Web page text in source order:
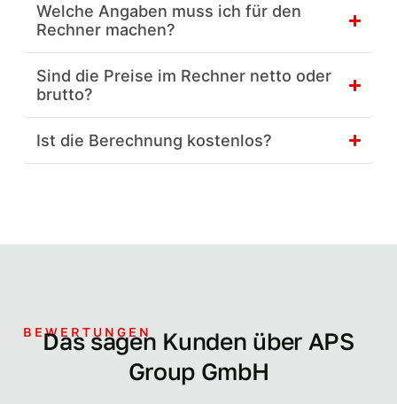
Welche Angaben muss ich für den
Rechner machen?
Sind die Preise im Rechner netto oder
brutto?
Ist die Berechnung kostenlos?
BEWERTUNGEN
Das sagen Kunden über APS
Group GmbH